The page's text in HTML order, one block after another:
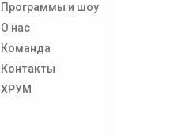
Программы и шоу
О нас
Команда
Контакты
ХРУМ